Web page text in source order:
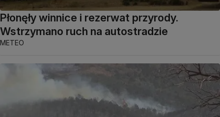
Płonęły winnice i rezerwat przyrody.
Wstrzymano ruch na autostradzie
METEO